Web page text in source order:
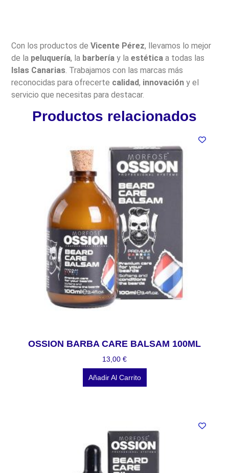
Con los productos deVicente Pérez, llevamos lo mejor
de la peluquería, la barbería y laestética a todas las
Islas Canarias. Trabajamos con las marcas más
reconocidas para ofrecerte calidad, innovación y el
servicio que necesitas para destacar.
Productos relacionados
OSSION BARBA CARE BALSAM 100ML
13,00 €
Añadir Al Carrito